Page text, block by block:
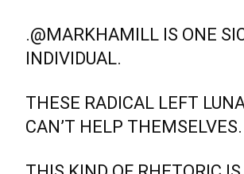
.@MARKHAMILL IS ONE
INDIVIDUAL.
THESE RADICAL LEFT
CAN’T HELP THEMSELVES.